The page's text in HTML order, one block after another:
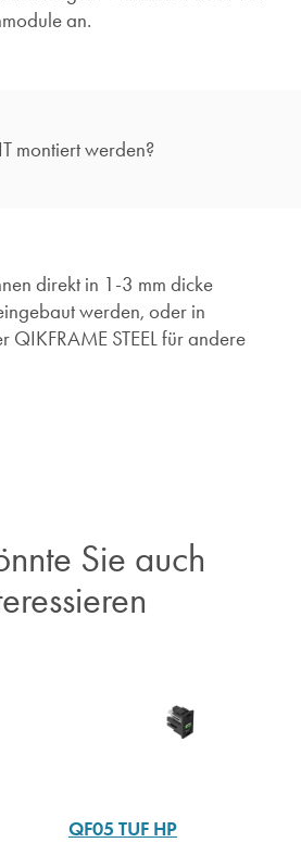
an.
montiert werden?
direkt in 1-3 mm dicke
werden, oder in
QIKFRAME STEEL für andere
Sie auch
QF05 TUF HP